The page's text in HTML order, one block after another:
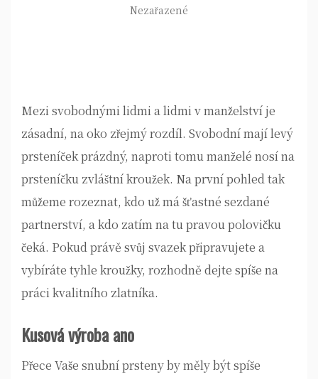
Nezařazené
Mezi svobodnými lidmi a lidmi v manželství je
zásadní, na oko zřejmý rozdíl. Svobodní mají levý
prsteníček prázdný, naproti tomu manželé nosí na
prsteníčku zvláštní kroužek. Na první pohled tak
můžeme rozeznat, kdo už má šťastné sezdané
partnerství, a kdo zatím na tu pravou polovičku
čeká. Pokud právě svůj svazek připravujete a
vybíráte tyhle kroužky, rozhodně dejte spíše na
práci kvalitního zlatníka.
Kusová výroba ano
Přece Vaše snubní prstenyby měly být spíše